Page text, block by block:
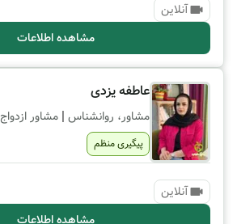
آنلاین
مشاهده اطلاعات
عاطفه یزدی
مشاور، روانشناس | مشاور ازدواج
پیگیری منظم
آنلاین
مشاهده اطلاعات